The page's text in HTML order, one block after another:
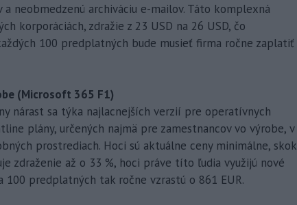
neobmedzenú archiváciu e-mailov. Táto komplexná
korporáciách, zdražie z 23 USD na 26 USD, čo
100 predplatných bude musieť firma ročne zaplatiť
(Microsoft 365 F1)
nárast sa týka najlacnejších verzií pre operatívnych
plány, určených najmä pre zamestnancov vo výrobe, v
prostrediach. Hoci sú aktuálne ceny minimálne, skok
zdraženie až o 33 %, hoci práve títo ľudia využijú nové
100 predplatných tak ročne vzrastú o 861 EUR.